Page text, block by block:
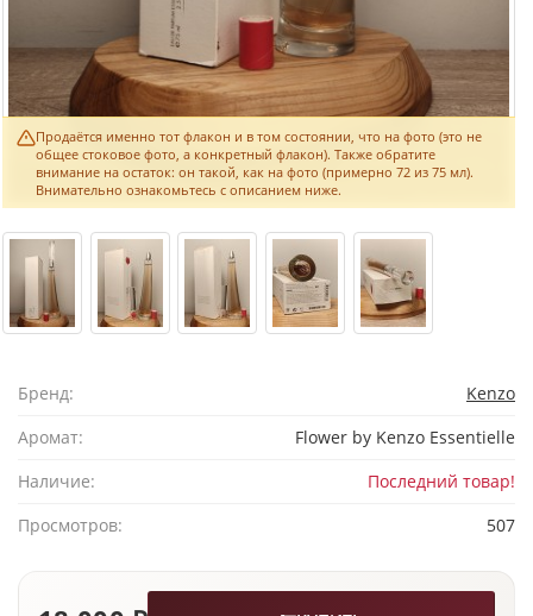
Продаётся именно тот флакон и в том состоянии, что на фото (это не
общее стоковое фото, а конкретный флакон). Также обратите
внимание на остаток: он такой, как на фото (примерно 72 из 75 мл).
Внимательно ознакомьтесь с описанием ниже.
Бренд:
Kenzo
Аромат:
Flower by Kenzo Essentielle
Наличие:
Последний товар!
Просмотров:
507